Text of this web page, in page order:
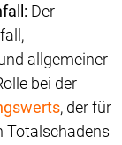
Der
allgemeiner
bei der
, der für
Totalschadens